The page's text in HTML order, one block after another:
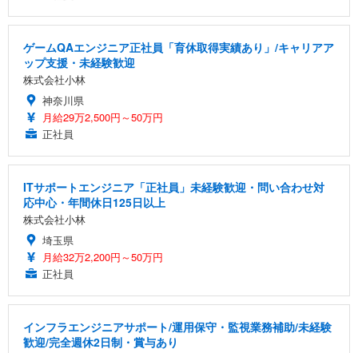
ゲームQAエンジニア正社員「育休取得実績あり」/キャリアア
ップ支援・未経験歓迎
株式会社小林
神奈川県
月給29万2,500円～50万円
正社員
ITサポートエンジニア「正社員」未経験歓迎・問い合わせ対
応中心・年間休日125日以上
株式会社小林
埼玉県
月給32万2,200円～50万円
正社員
インフラエンジニアサポート/運用保守・監視業務補助/未経験
歓迎/完全週休2日制・賞与あり